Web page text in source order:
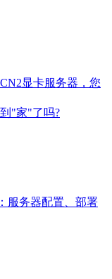
显卡服务器，您
"家"了吗?
服务器配置、部署